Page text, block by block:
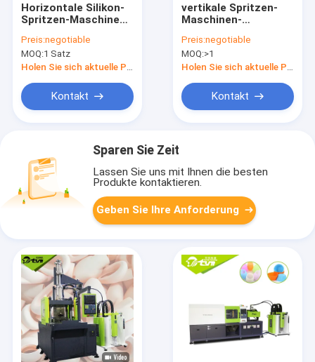
Horizontale Silikon-
Spritzen-Maschine
Baby-Nippel
Preis:negotiable
MOQ:1 Satz
Holen Sie sich aktuelle Preis
Kontakt
vertikale Spritzen-
Maschinen-
des Silikon-12.1kw
Preis:negotiable
MOQ:>1
Holen Sie sich aktuelle Preis
Kontakt
Sparen Sie Zeit
Lassen Sie uns mit Ihnen die besten
Produkte kontaktieren.
Geben Sie Ihre Anforderung